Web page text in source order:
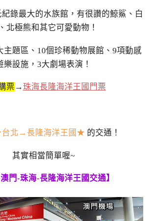
錄最大的水族館，有很讚的鯨鯊、白
北極熊和其它可愛動物！
主題區、10個珍稀動物展館、9項動感
樂設施，3大劇場表演！
票 →珠海長隆海洋王國門票
北→長隆海洋王國★ 的交通！
其實相當簡單喔~
澳門-珠海-長隆海洋王國交通】